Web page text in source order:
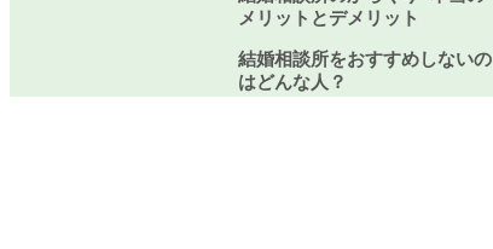
メリットとデメリット
結婚相談所をおすすめしないの
はどんな人？